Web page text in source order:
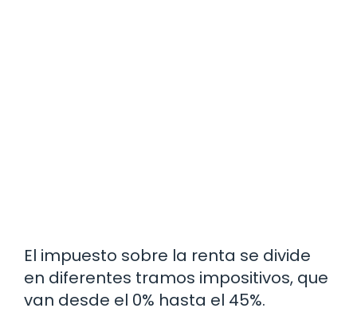
El impuesto sobre la renta se divide
en diferentes tramos impositivos, que
van desde el 0% hasta el 45%.